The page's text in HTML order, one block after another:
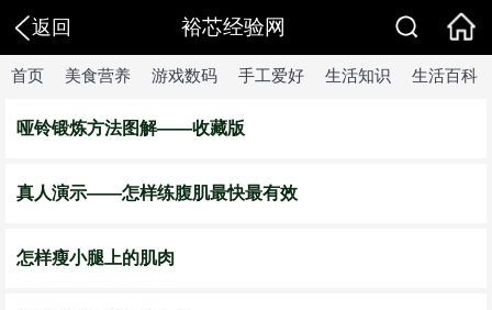
返回 裕芯经验网
首页 美食营养 游戏数码 手工爱好 生活知识 生活百科
哑铃锻炼方法图解——收藏版
真人演示——怎样练腹肌最快最有效
怎样瘦小腿上的肌肉